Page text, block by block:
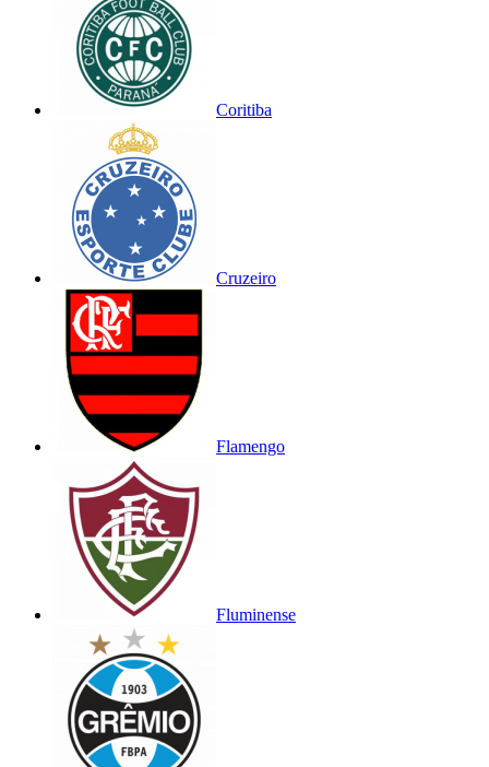
Coritiba
Cruzeiro
Flamengo
Fluminense